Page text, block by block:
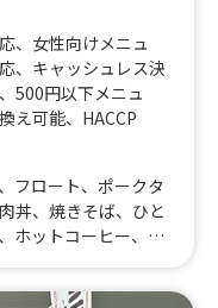
、 女性向けメニュ
、 キャッシュレス決
、 500円以下メニュ
え可能、 HACCP
フロート、ポークタ
丼、焼きそば、ひと
ホットコーヒー、お
、おいもの2色だん